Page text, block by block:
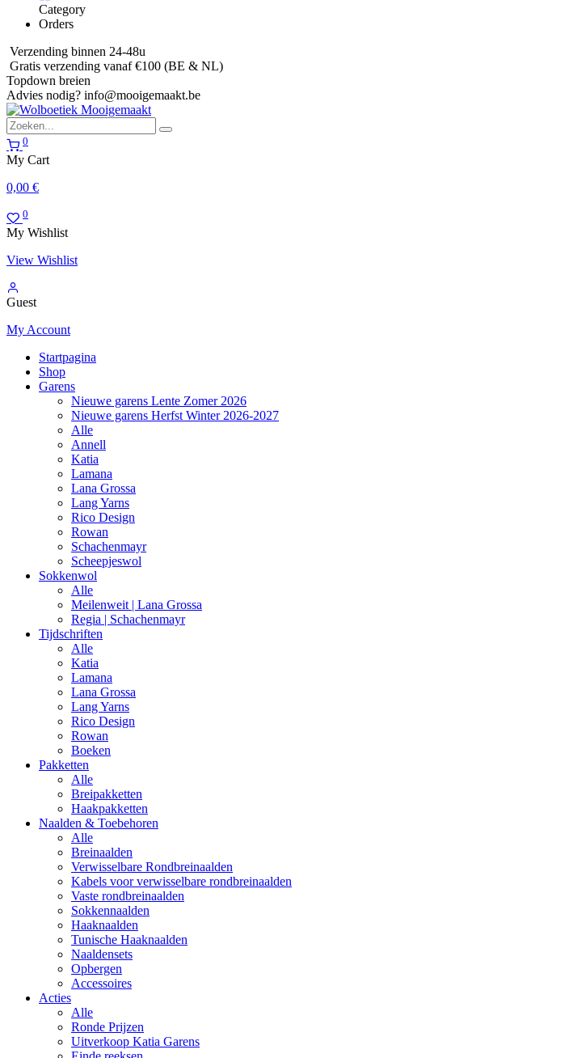
Category
Orders
Verzending binnen 24-48u
Gratis verzending vanaf €100 (BE & NL)
Topdown breien
Advies nodig? info@mooigemaakt.be
0
My Cart
0,00 €
0
My Wishlist
View Wishlist
Guest
My Account
Startpagina
Shop
Garens
Nieuwe garens Lente Zomer 2026
Nieuwe garens Herfst Winter 2026-2027
Alle
Annell
Katia
Lamana
Lana Grossa
Lang Yarns
Rico Design
Rowan
Schachenmayr
Scheepjeswol
Sokkenwol
Alle
Meilenweit | Lana Grossa
Regia | Schachenmayr
Tijdschriften
Alle
Katia
Lamana
Lana Grossa
Lang Yarns
Rico Design
Rowan
Boeken
Pakketten
Alle
Breipakketten
Haakpakketten
Naalden & Toebehoren
Alle
Breinaalden
Verwisselbare Rondbreinaalden
Kabels voor verwisselbare rondbreinaalden
Vaste rondbreinaalden
Sokkennaalden
Haaknaalden
Tunische Haaknaalden
Naaldensets
Opbergen
Accessoires
Acties
Alle
Ronde Prijzen
Uitverkoop Katia Garens